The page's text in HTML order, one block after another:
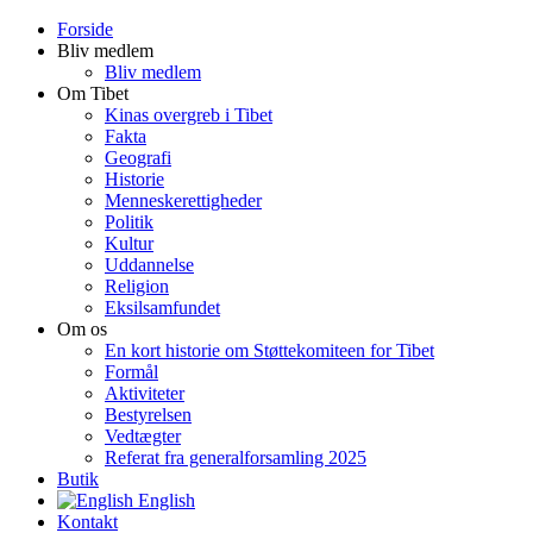
Forside
Bliv medlem
Bliv medlem
Om Tibet
Kinas overgreb i Tibet
Fakta
Geografi
Historie
Menneskerettigheder
Politik
Kultur
Uddannelse
Religion
Eksilsamfundet
Om os
En kort historie om Støttekomiteen for Tibet
Formål
Aktiviteter
Bestyrelsen
Vedtægter
Referat fra generalforsamling 2025
Butik
English
Kontakt